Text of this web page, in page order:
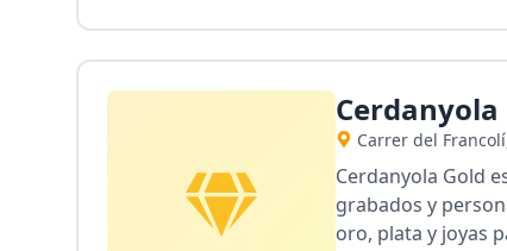
Cerdanyola
Carrer del
Cerdanyola Gold
grabados y
oro, plata y joyas